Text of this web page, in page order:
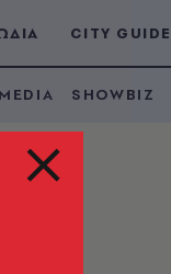
CITY GUIDE
SHOWBIZ